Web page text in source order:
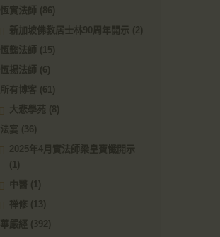
恆實法師 (86)
新加坡佛教居士林90周年開示 (2)
恆懿法師 (15)
恆揚法師 (6)
所有博客 (61)
大悲學苑 (8)
法宴 (36)
2025年4月實法師梁皇寶懺開示
(1)
中醫 (1)
禅修 (13)
華嚴經 (392)